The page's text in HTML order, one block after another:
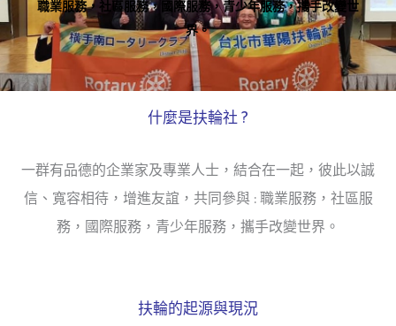
職業服務，社區服務，國際服務，青少年服務，攜手改變世
界。
什麼是扶輪社 ?
一群有品德的企業家及專業人士，結合在一起，彼此以誠
信、寬容相待，增進友誼，共同參與 : 職業服務，社區服
務，國際服務，青少年服務，攜手改變世界。
扶輪的起源與現況